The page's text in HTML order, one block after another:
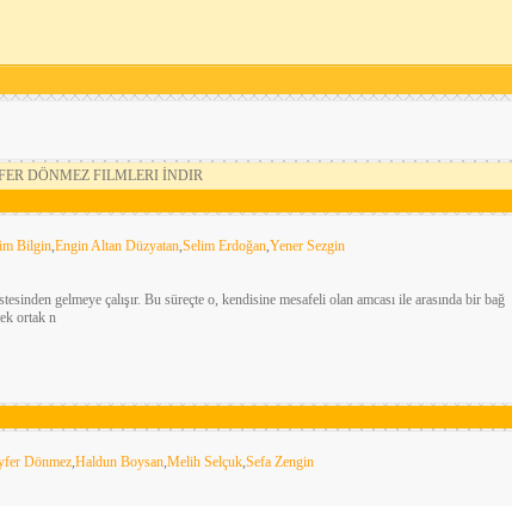
DÖNMEZ FILMLERI İNDIR
Bilgin,Engin Altan Düzyatan,Selim Erdoğan,Yener Sezgin
gelmeye çalışır. Bu süreçte o, kendisine mesafeli olan amcası ile arasında bir bağ
ortak n
Dönmez,Haldun Boysan,Melih Selçuk,Sefa Zengin